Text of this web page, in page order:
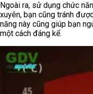
Ngoài ra, sử dụng chức
xuyên, bạn cũng tránh
năng này cũng giúp bạn
một cách đáng kể.